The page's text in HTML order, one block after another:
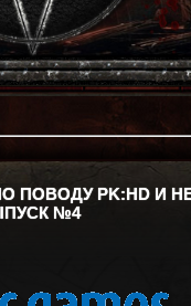
ПОВОДУ PK:HD И
№4